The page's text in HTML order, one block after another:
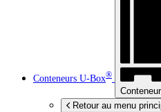
Conteneurs U-Box®
Retour au menu